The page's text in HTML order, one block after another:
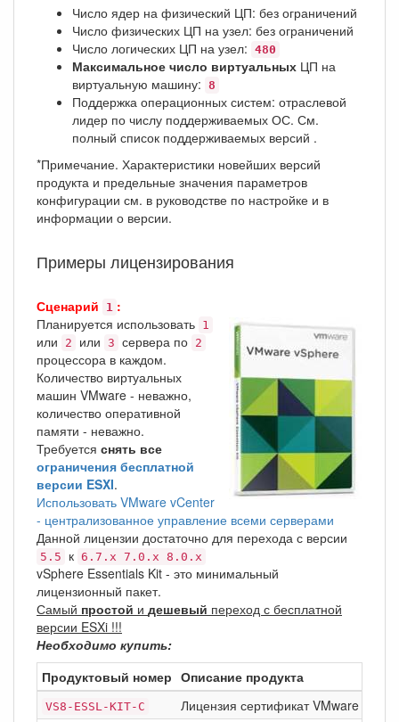
Число ядер на физический ЦП: без ограничений
Число физических ЦП на узел: без ограничений
Число логических ЦП на узел: 480
Максимальное число виртуальных ЦП на
виртуальную машину: 8
Поддержка операционных систем: отраслевой
лидер по числу поддерживаемых ОС. См.
полный список поддерживаемых версий .
*Примечание. Характеристики новейших версий
продукта и предельные значения параметров
конфигурации см. в руководстве по настройке и в
информации о версии.
Примеры лицензирования
Сценарий 1 :
Планируется использовать 1
или 2 или 3 сервера по 2
процессора в каждом.
Количество виртуальных
машин VMware - неважно,
количество оперативной
памяти - неважно.
Требуется снять все
ограничения бесплатной
версии ESXI.
Использовать VMware vCenter
- централизованное управление всеми серверами
Данной лицензии достаточно для перехода с версии
5.5 к 6.7.x 7.0.x 8.0.x
vSphere Essentials Kit - это минимальный
лицензионный пакет.
Самый простой и дешевый переход с бесплатной
версии ESXi !!!
Необходимо купить:
Продуктовый номер Описание продукта
VS8-ESSL-KIT-C Лицензия сертификат VMware